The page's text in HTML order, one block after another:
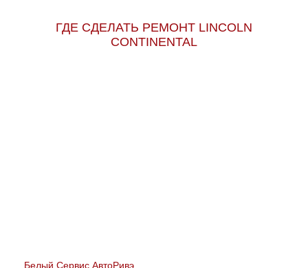
ГДЕ СДЕЛАТЬ РЕМОНТ LINCOLN
CONTINENTAL
Белый Сервис АвтоРивэ